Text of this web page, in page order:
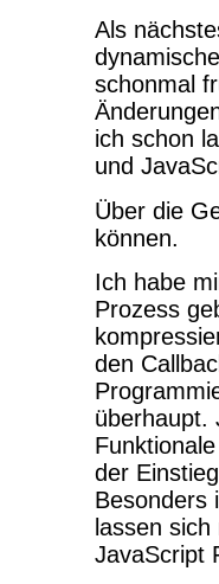
Als
schonmal
ich schon
und
Über die
können.
Ich habe
Prozess
den
überhaupt.
der
Besonders
lassen
JavaScript